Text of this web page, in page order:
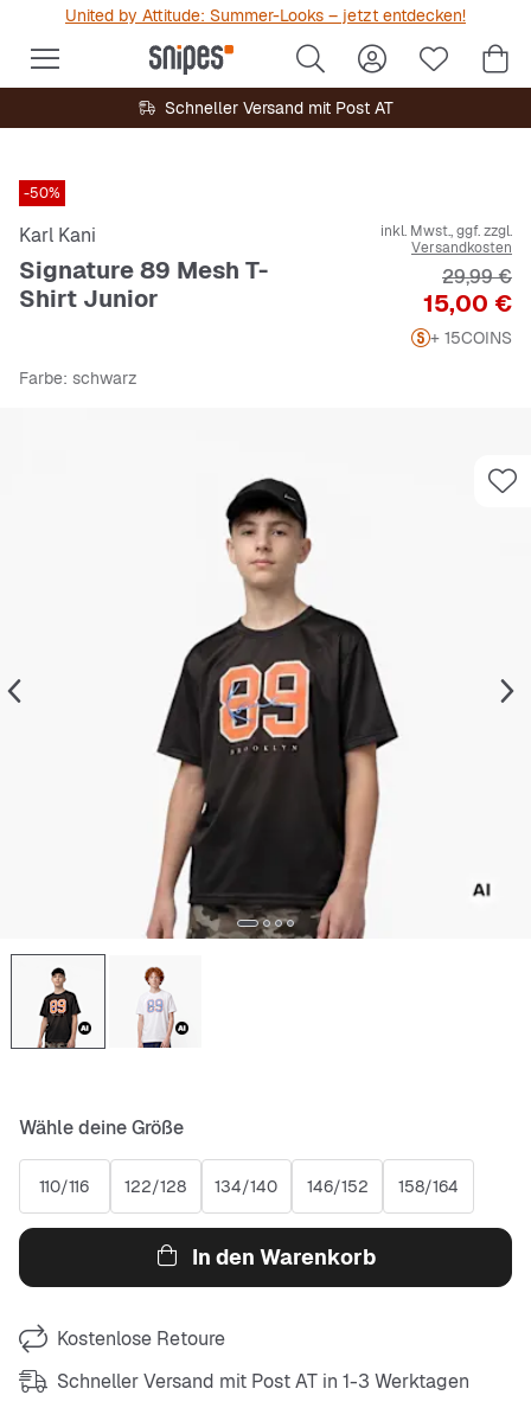
United by Attitude: Summer-Looks – jetzt entdecken!
Schneller Versand mit Post AT
-50%
Karl Kani
Signature 89 Mesh T-
Shirt Junior
inkl. Mwst., ggf. zzgl.
Versandkosten
Preis
15,00 €
29,99 €
+ 15COINS
Farbe: schwarz
Wähle deine Größe
110/116 122/128 134/140 146/152 158/164
In den Warenkorb
Kostenlose Retoure
Schneller Versand mit Post AT in 1-3 Werktagen